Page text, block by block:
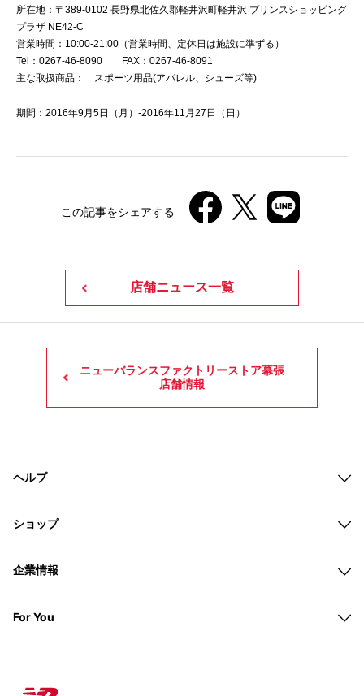
所在地：〒389-0102 長野県北佐久郡軽井沢町軽井沢 プリンスショッピング
プラザ NE42-C
営業時間：10:00-21:00（営業時間、定休日は施設に準ずる）
Tel：0267-46-8090 FAX：0267-46-8091
主な取扱商品： スポーツ用品(アパレル、シューズ等)
期間：2016年9月5日（月）-2016年11月27日（日）
この記事をシェアする
店舗ニュース一覧
ニューバランスファクトリーストア幕張
店舗情報
ヘルプ
ショップ
企業情報
For You